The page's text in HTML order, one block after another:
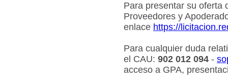
Para presentar su oferta
Proveedores y
enlace https://
Para cualquier duda
el CAU: 902 012 094 -
acceso a GPA,